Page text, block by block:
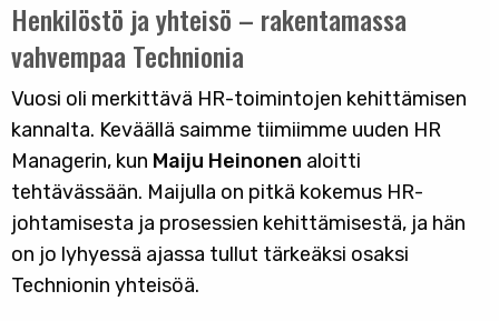
Henkilöstö ja yhteisö – rakentamassa
vahvempaa Technionia
Vuosi oli merkittävä HR-toimintojen kehittämisen
kannalta. Keväällä saimme tiimiimme uuden HR
Managerin, kun Maiju Heinonen aloitti
tehtävässään. Maijulla on pitkä kokemus HR-
johtamisesta ja prosessien kehittämisestä, ja hän
on jo lyhyessä ajassa tullut tärkeäksi osaksi
Technionin yhteisöä.